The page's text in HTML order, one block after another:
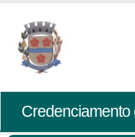
Credenciamento